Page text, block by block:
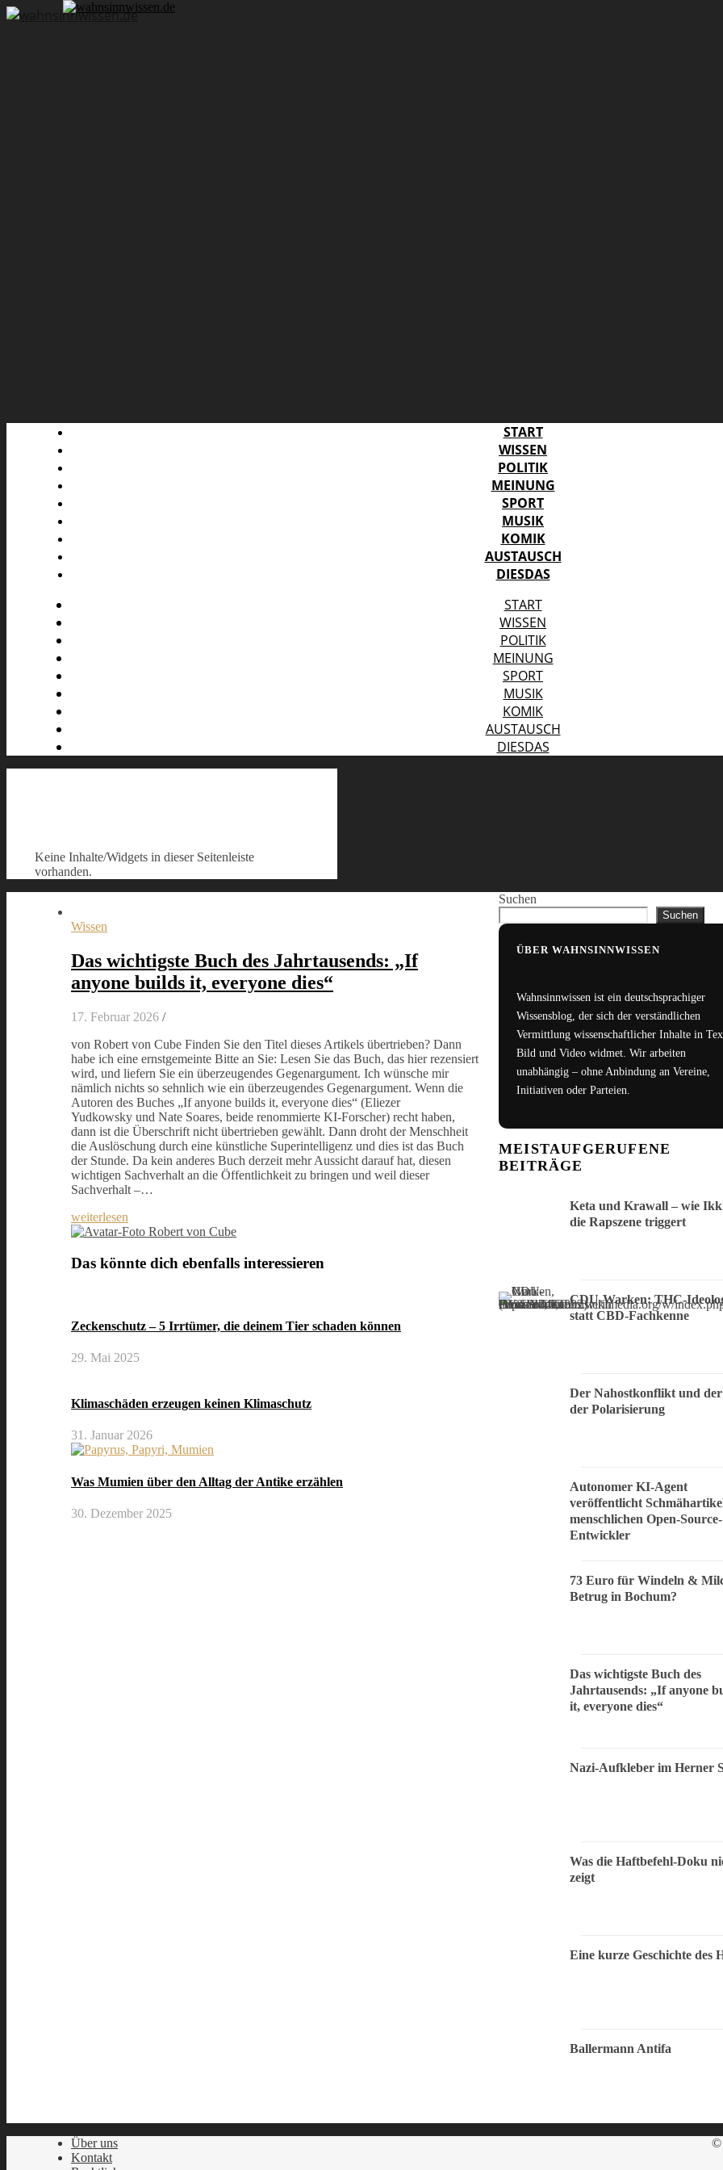
START
WISSEN
POLITIK
MEINUNG
SPORT
MUSIK
KOMIK
AUSTAUSCH
DIESDAS
START
WISSEN
POLITIK
MEINUNG
SPORT
MUSIK
KOMIK
AUSTAUSCH
DIESDAS
Keine Inhalte/Widgets in dieser Seitenleiste
vorhanden.
Wissen
Das wichtigste Buch des Jahrtausends: „If
anyone builds it, everyone dies“
17. Februar 2026 /
von Robert von Cube Finden Sie den Titel dieses Artikels übertrieben? Dann
habe ich eine ernstgemeinte Bitte an Sie: Lesen Sie das Buch, das hier rezensiert
wird, und liefern Sie ein überzeugendes Gegenargument. Ich wünsche mir
nämlich nichts so sehnlich wie ein überzeugendes Gegenargument. Wenn die
Autoren des Buches „If anyone builds it, everyone dies“ (Eliezer
Yudkowsky und Nate Soares, beide renommierte KI-Forscher) recht haben,
dann ist die Überschrift nicht übertrieben gewählt. Dann droht der Menschheit
die Auslöschung durch eine künstliche Superintelligenz und dies ist das Buch
der Stunde. Da kein anderes Buch derzeit mehr Aussicht darauf hat, diesen
wichtigen Sachverhalt an die Öffentlichkeit zu bringen und weil dieser
Sachverhalt –…
weiterlesen
Robert von Cube
Das könnte dich ebenfalls interessieren
Zeckenschutz – 5 Irrtümer, die deinem Tier schaden können
29. Mai 2025
Klimaschäden erzeugen keinen Klimaschutz
31. Januar 2026
Was Mumien über den Alltag der Antike erzählen
30. Dezember 2025
Suchen
Suchen
ÜBER WAHNSINNWISSEN
Wahnsinnwissen ist ein deutschsprachiger
Wissensblog, der sich der verständlichen
Vermittlung wissenschaftlicher Inhalte in
Bild und Video widmet. Wir arbeiten
unabhängig – ohne Anbindung an Vereine,
Initiativen oder Parteien.
MEISTAUFGERUFENE
BEITRÄGE
Keta und Krawall – wie
die Rapszene triggert
CDU-Warken: THC-
statt CBD-Fachkenne
Der Nahostkonflikt und der
der Polarisierung
Autonomer KI-Agent
veröffentlicht
menschlichen Open-Source-
Entwickler
73 Euro für Windeln &
Betrug in Bochum?
Das wichtigste Buch des
Jahrtausends: „If anyone
it, everyone dies“
Nazi-Aufkleber im Herner
Was die Haftbefehl-Doku
zeigt
Eine kurze Geschichte des
Ballermann Antifa
©
Über uns
Kontakt